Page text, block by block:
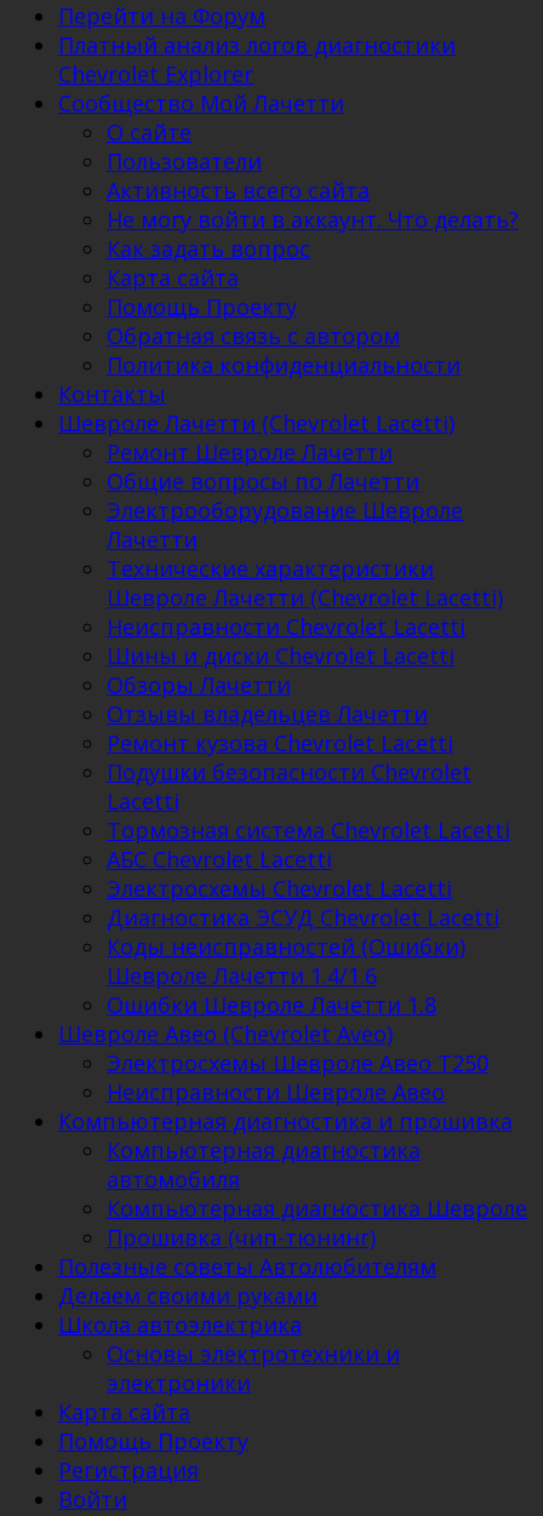
Перейти на Форум
Платный анализ логов диагностики
Chevrolet Explorer
Сообщество Мой Лачетти
О сайте
Пользователи
Активность всего сайта
Не могу войти в аккаунт. Что делать?
Как задать вопрос
Карта сайта
Помощь Проекту
Обратная связь с автором
Политика конфиденциальности
Контакты
Шевроле Лачетти (Chevrolet Lacetti)
Ремонт Шевроле Лачетти
Общие вопросы по Лачетти
Электрооборудование Шевроле
Лачетти
Технические характеристики
Шевроле Лачетти (Chevrolet Lacetti)
Неисправности Chevrolet Lacetti
Шины и диски Chevrolet Lacetti
Обзоры Лачетти
Отзывы владельцев Лачетти
Ремонт кузова Chevrolet Lacetti
Подушки безопасности Chevrolet
Lacetti
Тормозная система Chevrolet Lacetti
АБС Chevrolet Lacetti
Электросхемы Chevrolet Lacetti
Диагностика ЭСУД Chevrolet Lacetti
Коды неисправностей (Ошибки)
Шевроле Лачетти 1.4/1.6
Ошибки Шевроле Лачетти 1.8
Шевроле Авео (Chevrolet Aveo)
Электросхемы Шевроле Авео Т250
Неисправности Шевроле Авео
Компьютерная диагностика и прошивка
Компьютерная диагностика
автомобиля
Компьютерная диагностика Шевроле
Прошивка (чип-тюнинг)
Полезные советы Автолюбителям
Делаем своими руками
Школа автоэлектрика
Основы электротехники и
электроники
Карта сайта
Помощь Проекту
Регистрация
Войти